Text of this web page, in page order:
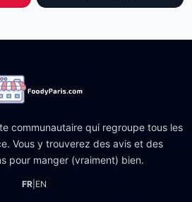
communautaire qui regroupe tous les
Vous y trouverez des avis et des
pour manger (vraiment) bien.
FR| EN